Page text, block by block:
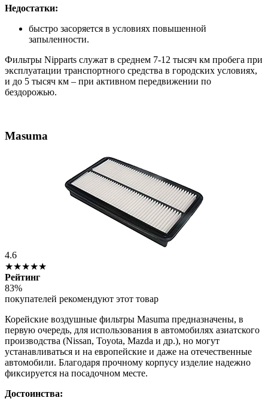
Недостатки:
быстро засоряется в условиях повышенной
запыленности.
Фильтры Nipparts служат в среднем 7-12 тысяч км пробега при
эксплуатации транспортного средства в городских условиях,
и до 5 тысяч км – при активном передвижении по
бездорожью.
Masuma
4.6
★★★★★
Рейтинг
83%
покупателей рекомендуют этот товар
Корейские воздушные фильтры Masuma предназначены, в
первую очередь, для использования в автомобилях азиатского
производства (Nissan, Toyota, Mazda и др.), но могут
устанавливаться и на европейские и даже на отечественные
автомобили. Благодаря прочному корпусу изделие надежно
фиксируется на посадочном месте.
Достоинства: